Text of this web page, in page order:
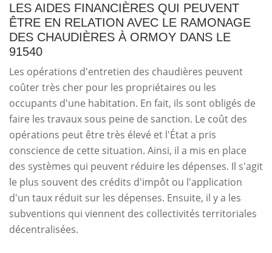
LES AIDES FINANCIÈRES QUI PEUVENT
ÊTRE EN RELATION AVEC LE RAMONAGE
DES CHAUDIÈRES À ORMOY DANS LE
91540
Les opérations d'entretien des chaudières peuvent
coûter très cher pour les propriétaires ou les
occupants d'une habitation. En fait, ils sont obligés de
faire les travaux sous peine de sanction. Le coût des
opérations peut être très élevé et l'État a pris
conscience de cette situation. Ainsi, il a mis en place
des systèmes qui peuvent réduire les dépenses. Il s'agit
le plus souvent des crédits d'impôt ou l'application
d'un taux réduit sur les dépenses. Ensuite, il y a les
subventions qui viennent des collectivités territoriales
décentralisées.